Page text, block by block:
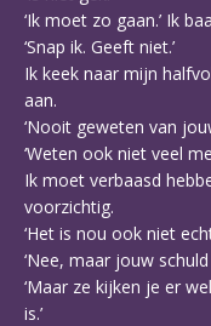
‘Ik moet zo gaan.’ Ik
‘Snap ik. Geeft niet.’
Ik keek naar mijn
aan.
‘Nooit geweten van
‘Weten ook niet veel
Ik moet verbaasd
voorzichtig.
‘Het is nou ook niet
‘Nee, maar jouw
‘Maar ze kijken je er
is.’